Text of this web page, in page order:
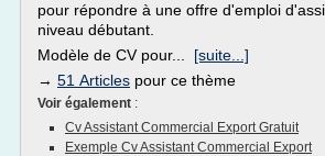
pour répondre à une offre d'emploi
niveau débutant.
Modèle de CV pour... [suite...]
→ 51 Articles pour ce thème
Voir également :
Cv Assistant Commercial Export Gratuit
Exemple Cv Assistant Commercial Export